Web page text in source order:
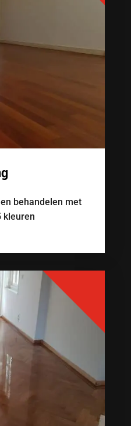
behandelen met
kleuren